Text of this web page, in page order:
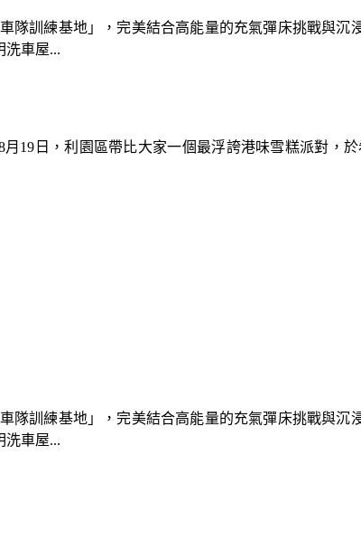
隊訓練基地」，完美結合高能量的充氣彈床挑戰與
洗車屋...
19日，利園區帶比大家一個最浮誇港味雪糕派對，
隊訓練基地」，完美結合高能量的充氣彈床挑戰與
洗車屋...